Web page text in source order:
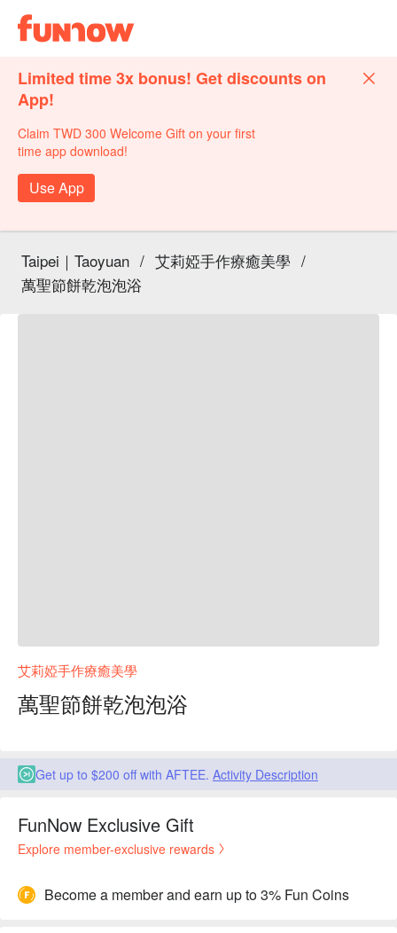
Limited time 3x bonus! Get discounts on
App!
Claim TWD 300 Welcome Gift on your first
time app download!
Use App
Taipei｜Taoyuan / 艾莉婭手作療癒美學 /
萬聖節餅乾泡泡浴
艾莉婭手作療癒美學
萬聖節餅乾泡泡浴
Get up to $200 off with AFTEE. Activity Description
FunNow Exclusive Gift
Explore member-exclusive rewards
Become a member and earn up to 3% Fun Coins